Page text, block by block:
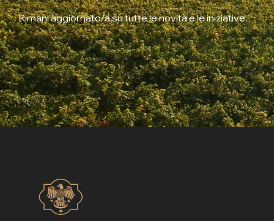
Rimani aggiornato/a su tutte le novità e le iniziative.